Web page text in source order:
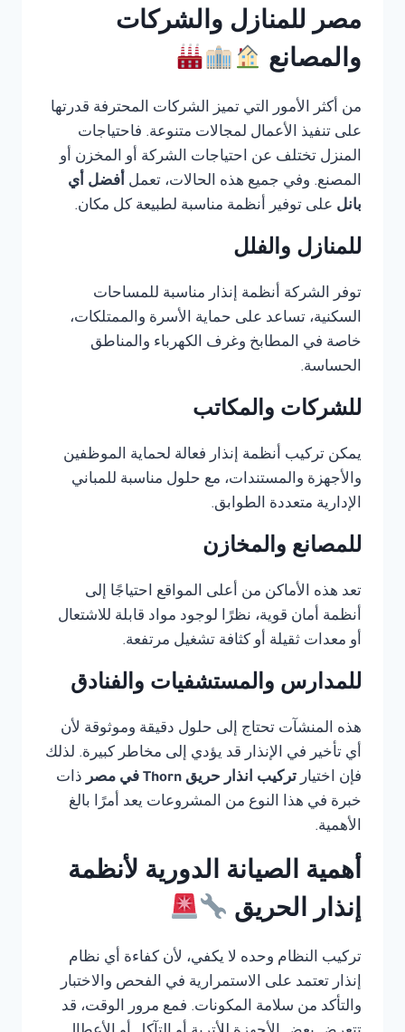
مصر للمنازل والشركات
والمصانع
من أكثر الأمور التي تميز الشركات المحترفة قدرتها
على تنفيذ الأعمال لمجالات متنوعة. فاحتياجات
المنزل تختلف عن احتياجات الشركة أو المخزن أو
المصنع. وفي جميع هذه الحالات، تعمل أفضل أي
بانل على توفير أنظمة مناسبة لطبيعة كل مكان.
للمنازل والفلل
توفر الشركة أنظمة إنذار مناسبة للمساحات
السكنية، تساعد على حماية الأسرة والممتلكات،
خاصة في المطابخ وغرف الكهرباء والمناطق
الحساسة.
للشركات والمكاتب
يمكن تركيب أنظمة إنذار فعالة لحماية الموظفين
والأجهزة والمستندات، مع حلول مناسبة للمباني
الإدارية متعددة الطوابق.
للمصانع والمخازن
تعد هذه الأماكن من أعلى المواقع احتياجًا إلى
أنظمة أمان قوية، نظرًا لوجود مواد قابلة للاشتعال
أو معدات ثقيلة أو كثافة تشغيل مرتفعة.
للمدارس والمستشفيات والفنادق
هذه المنشآت تحتاج إلى حلول دقيقة وموثوقة لأن
أي تأخير في الإنذار قد يؤدي إلى مخاطر كبيرة. لذلك
فإن اختيار تركيب انذار حريق Thorn في مصر
ذات
خبرة في هذا النوع من المشروعات يعد أمرًا بالغ
الأهمية.
أهمية الصيانة الدورية لأنظمة
إنذار الحريق
تركيب النظام وحده لا يكفي، لأن كفاءة أي نظام
إنذار تعتمد على الاستمرارية في الفحص والاختبار
والتأكد من سلامة المكونات. فمع مرور الوقت، قد